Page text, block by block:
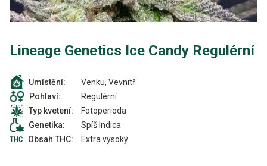
Lineage Genetics Ice Candy Regulérní
Umístění:
Venku, Vevnitř
Pohlaví:
Regulérní
Typ kvetení:
Fotoperioda
Genetika:
Spíš Indica
Obsah THC:
Extra vysoký